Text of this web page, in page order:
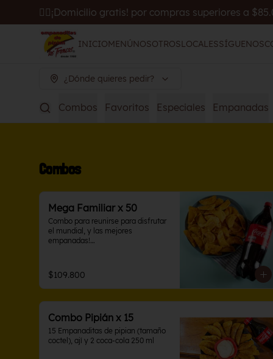
🚴‍♂️¡Domicilio gratis! por compras superiores a
INICIOMENÚNOSOTROSLOCALESSÍGUENOS
¿Dónde quieres pedir?
Combos Favoritos Especiales Empanadas
Combos
Mega Familiar x 50
Combo para reunirse para disfrutar
el mundial, y las mejores
empanadas!
$109.800
Combo Pipián x 15
15 Empanaditas de pipian (tamaño
coctel), ají y 2 coca-cola 250 ml